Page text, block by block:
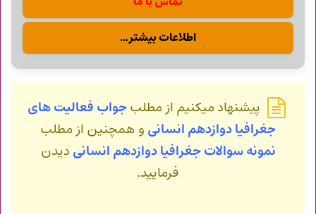
اطلاعات بیشتر...
پیشنهاد میکنیم از مطلبجواب فعالیت های
جغرافیا دوازدهم انسانی و همچنین از مطلب
نمونه سوالات جغرافیا دوازدهم انسانی دیدن
فرمایید.